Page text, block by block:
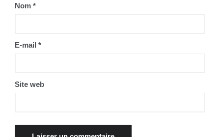
Nom *
E-mail *
Site web